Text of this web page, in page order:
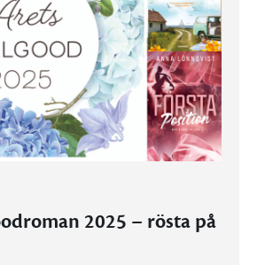
2025 – rösta på